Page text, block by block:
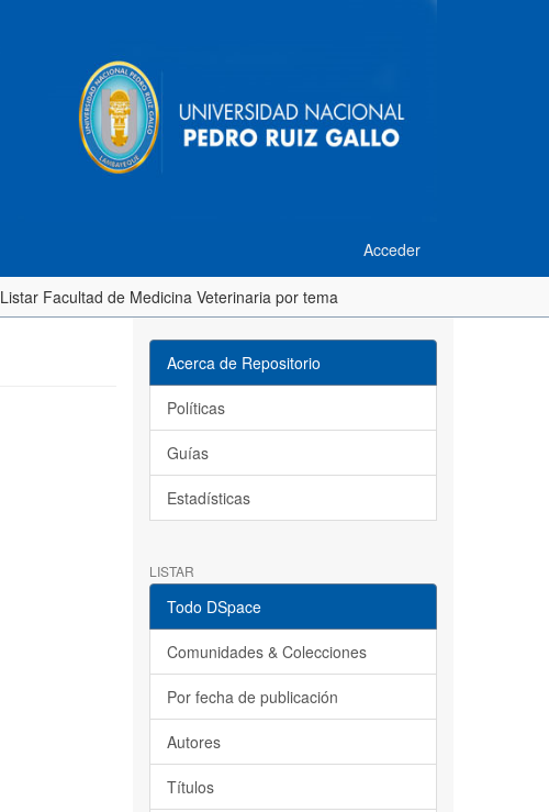
Acceder
Listar Facultad de Medicina Veterinaria por tema
Acerca de Repositorio
Políticas
Guías
Estadísticas
LISTAR
Todo DSpace
Comunidades & Colecciones
Por fecha de publicación
Autores
Títulos